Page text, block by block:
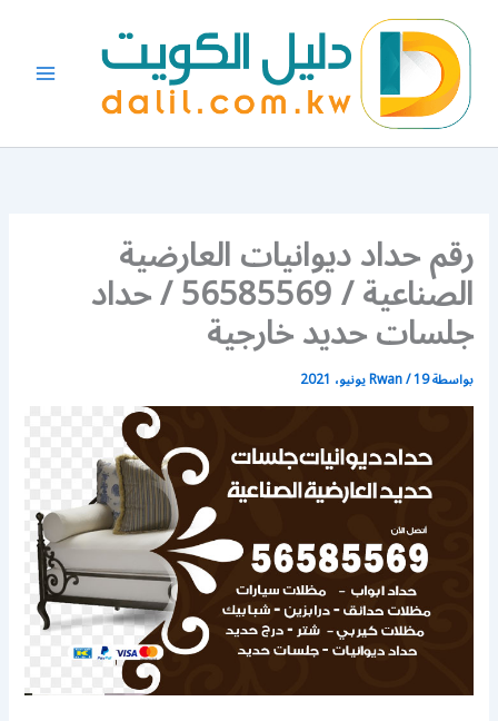
المحتوى
رقم حداد ديوانيات العارضية
الصناعية / 56585569 / حداد
جلسات حديد خارجية
بواسطة Rwan/19 يونيو، 2021